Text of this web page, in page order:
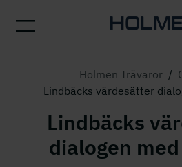
Holmen Trävaror /
Lindbäcks värdesätter
Lindbäcks
dialogen